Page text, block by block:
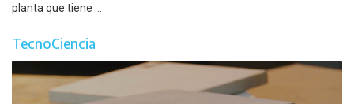
planta que tiene ...
TecnoCiencia